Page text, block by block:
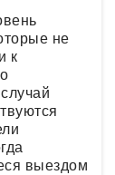
не
к
выездом